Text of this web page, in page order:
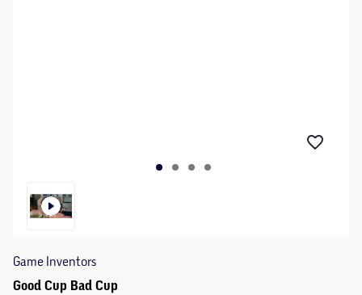
Game Inventors
Good Cup Bad Cup